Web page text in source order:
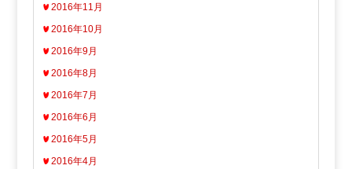
2016年11月
2016年10月
2016年9月
2016年8月
2016年7月
2016年6月
2016年5月
2016年4月